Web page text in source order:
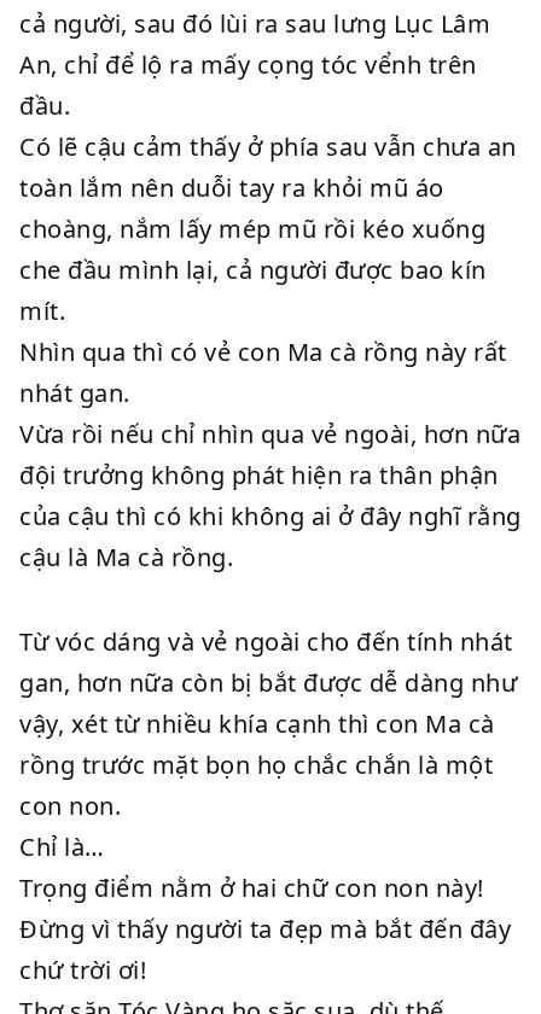
cả người, sau đó lùi ra sau lưng Lục Lâm
An, chỉ để lộ ra mấy cọng tóc vểnh trên
đầu.
Có lẽ cậu cảm thấy ở phía sau vẫn chưa an
toàn lắm nên duỗi tay ra khỏi mũ áo
choàng, nắm lấy mép mũ rồi kéo xuống
che đầu mình lại, cả người được bao kín
mít.
Nhìn qua thì có vẻ con Ma cà rồng này rất
nhát gan.
Vừa rồi nếu chỉ nhìn qua vẻ ngoài, hơn nữa
đội trưởng không phát hiện ra thân phận
của cậu thì có khi không ai ở đây nghĩ rằng
cậu là Ma cà rồng.
Từ vóc dáng và vẻ ngoài cho đến tính nhát
gan, hơn nữa còn bị bắt được dễ dàng như
vậy, xét từ nhiều khía cạnh thì con Ma cà
rồng trước mặt bọn họ chắc chắn là một
con non.
Chỉ là…
Trọng điểm nằm ở hai chữ con non này!
Đừng vì thấy người ta đẹp mà bắt đến đây
chứ trời ơi!